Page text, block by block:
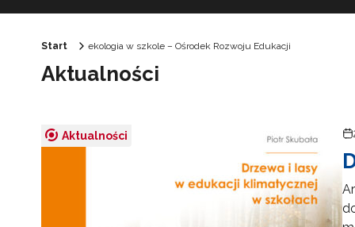
Start ekologia w szkole – Ośrodek Rozwoju Edukacji
Aktualności
Aktualności